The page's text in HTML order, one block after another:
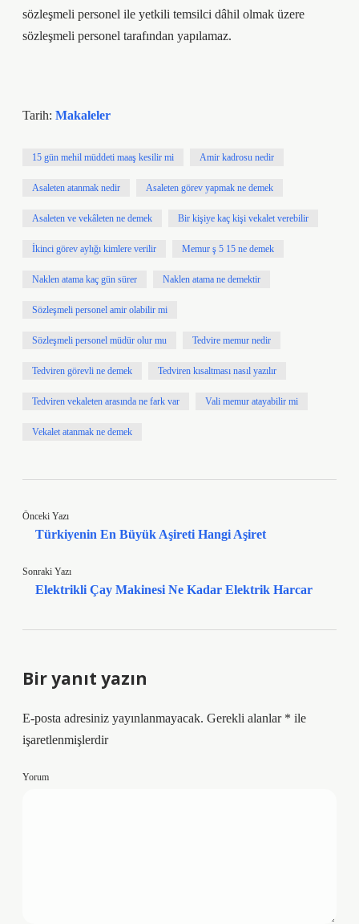
sözleşmeli personel ile yetkili temsilci dâhil olmak üzere
sözleşmeli personel tarafından yapılamaz.
Tarih: Makaleler
15 gün mehil müddeti maaş kesilir mi Amir kadrosu nedir
Asaleten atanmak nedir Asaleten görev yapmak ne demek
Asaleten ve vekâleten ne demek Bir kişiye kaç kişi vekalet verebilir
İkinci görev aylığı kimlere verilir Memur ş 5 15 ne demek
Naklen atama kaç gün sürer Naklen atama ne demektir
Sözleşmeli personel amir olabilir mi
Sözleşmeli personel müdür olur mu Tedvire memur nedir
Tedviren görevli ne demek Tedviren kısaltması nasıl yazılır
Tedviren vekaleten arasında ne fark var Vali memur atayabilir mi
Vekalet atanmak ne demek
Önceki Yazı
Türkiyenin En Büyük Aşireti Hangi Aşiret
Sonraki Yazı
Elektrikli Çay Makinesi Ne Kadar Elektrik Harcar
Bir yanıt yazın
E-posta adresiniz yayınlanmayacak. Gerekli alanlar * ile
işaretlenmişlerdir
Yorum